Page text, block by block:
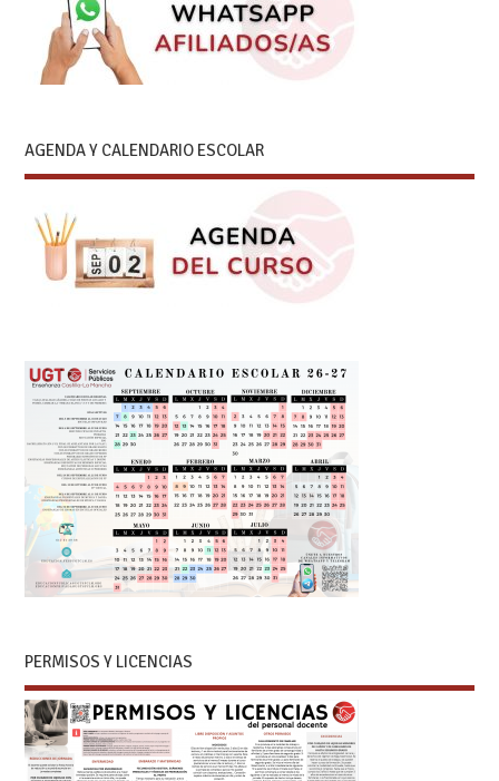
AGENDA Y CALENDARIO ESCOLAR
PERMISOS Y LICENCIAS